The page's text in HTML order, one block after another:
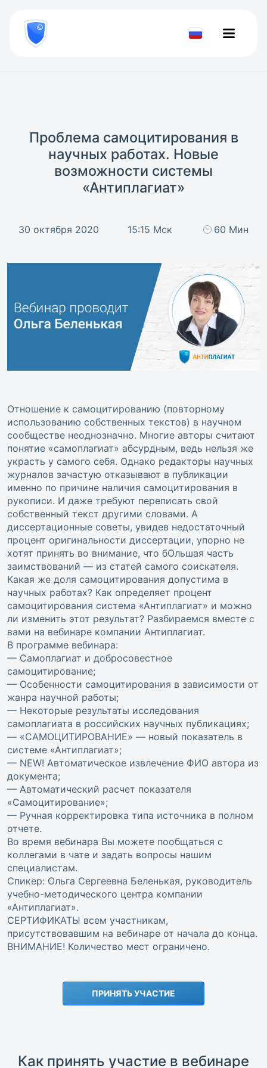
800
777-
81-Проверить
Проблема самоцитирования в
научных работах. Новые
возможности системы
«Антиплагиат»
30 октября 2020 15:15 Мск 60 Мин
Отношение к самоцитированию (повторному
использованию собственных текстов) в научном
сообществе неоднозначно. Многие авторы считают
понятие «самоплагиат» абсурдным, ведь нельзя же
украсть у самого себя. Однако редакторы научных
журналов зачастую отказывают в публикации
именно по причине наличия самоцитирования в
рукописи. И даже требуют переписать свой
собственный текст другими словами. А
диссертационные советы, увидев недостаточный
процент оригинальности диссертации, упорно не
хотят принять во внимание, что бОльшая часть
заимствований — из статей самого соискателя.
Какая же доля самоцитирования допустима в
научных работах? Как определяет процент
самоцитирования система «Антиплагиат» и можно
ли изменить этот результат? Разбираемся вместе с
вами на вебинаре компании Антиплагиат.
В программе вебинара:
— Самоплагиат и добросовестное
самоцитирование;
— Особенности самоцитирования в зависимости от
жанра научной работы;
— Некоторые результаты исследования
самоплагиата в российских научных публикациях;
— «САМОЦИТИРОВАНИЕ» — новый показатель в
системе «Антиплагиат»;
— NEW! Автоматическое извлечение ФИО автора из
документа;
— Автоматический расчет показателя
«Самоцитирование»;
— Ручная корректировка типа источника в полном
отчете.
Во время вебинара Вы можете пообщаться с
коллегами в чате и задать вопросы нашим
специалистам.
Спикер: Ольга Сергеевна Беленькая, руководитель
учебно-методического центра компании
«Антиплагиат».
СЕРТИФИКАТЫ всем участникам,
присутствовавшим на вебинаре от начала до конца.
ВНИМАНИЕ! Количество мест ограничено.
ПРИНЯТЬ УЧАСТИЕ
Как принять участие в вебинаре